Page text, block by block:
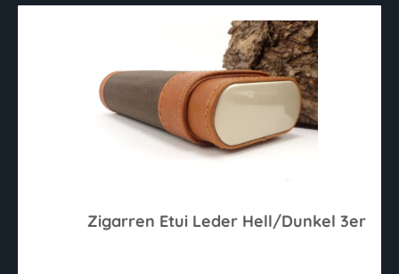
Zigarren Etui Leder Hell/Dunkel 3er